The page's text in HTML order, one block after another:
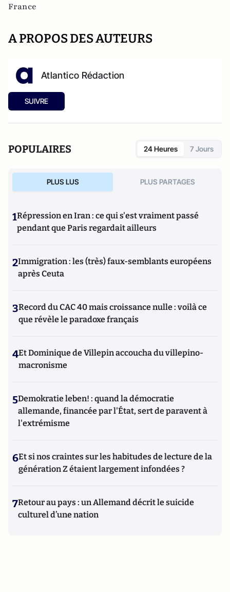
France
A PROPOS DES AUTEURS
Atlantico Rédaction
SUIVRE
POPULAIRES 24 Heures 7 Jours
PLUS LUS PLUS PARTAGES
1Répression en Iran : ce qui s'est vraiment passé
pendant que Paris regardait ailleurs
2Immigration : les (très) faux-semblants européens
après Ceuta
3Record du CAC 40 mais croissance nulle : voilà ce
que révèle le paradoxe français
4Et Dominique de Villepin accoucha du villepino-
macronisme
5Demokratie leben! : quand la démocratie
allemande, financée par l'État, sert de paravent à
l'extrémisme
6Et si nos craintes sur les habitudes de lecture de la
génération Z étaient largement infondées ?
7Retour au pays : un Allemand décrit le suicide
culturel d’une nation